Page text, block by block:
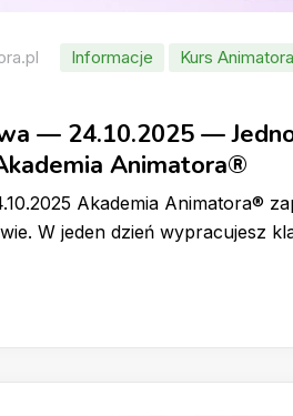
Informacje Kurs Animatora
— 24.10.2025 —
Animatora®
Akademia Animatora®
W jeden dzień wypracujesz